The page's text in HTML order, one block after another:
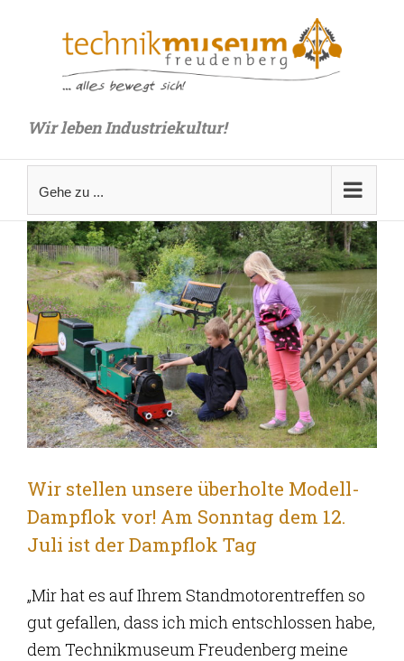
Wir leben Industriekultur!
Gehe zu ...
Wir stellen unsere überholte Modell-
Dampflok vor! Am Sonntag dem 12.
Juli ist der Dampflok Tag
„Mir hat es auf Ihrem Standmotorentreffen so
gut gefallen, dass ich mich entschlossen habe,
dem Technikmuseum Freudenberg meine